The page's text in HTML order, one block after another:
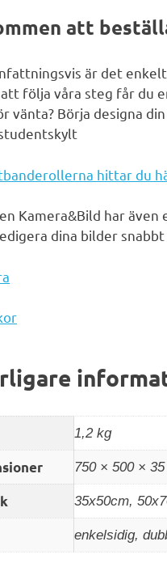
att
är det
följa våra steg får du
vänta? Börja designa
hittar du
Kamera&Bild har även
dina bilder
1,2 kg
750 × 500 ×
35x50cm,
enkelsidig,